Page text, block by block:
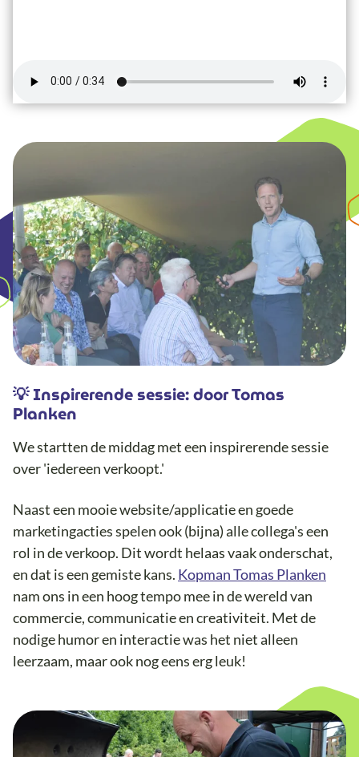
💡 Inspirerende sessie: door Tomas
Planken
We startten de middag met een inspirerende sessie
over 'iedereen verkoopt.'
Naast een mooie website/applicatie en goede
marketingacties spelen ook (bijna) alle collega's een
rol in de verkoop. Dit wordt helaas vaak onderschat,
en dat is een gemiste kans. Kopman Tomas Planken
nam ons in een hoog tempo mee in de wereld van
commercie, communicatie en creativiteit. Met de
nodige humor en interactie was het niet alleen
leerzaam, maar ook nog eens erg leuk!